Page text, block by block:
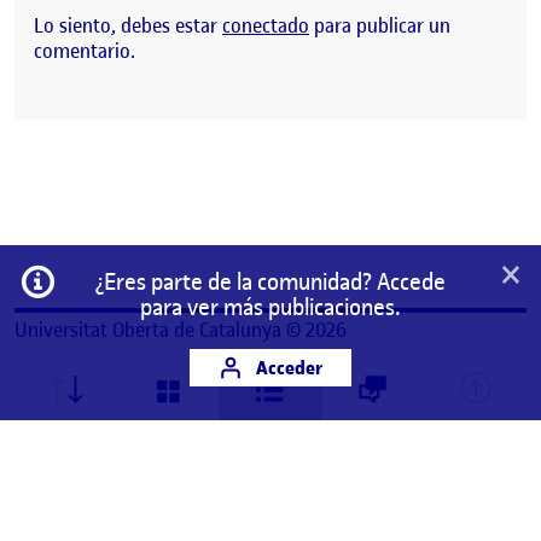
Lo siento, debes estarconectado para publicar un
comentario.
Información
¿Eres parte de la comunidad? Accede
para ver más publicaciones.
Acceder
×
Universitat Oberta de Catalunya © 2026